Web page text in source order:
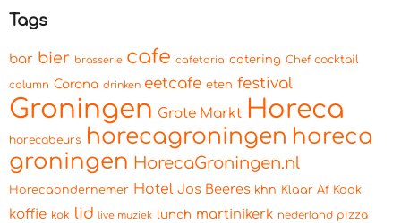
Tags
bar bier brasserie cafe cafetaria catering Chef cocktail
column Corona drinken eetcafe eten festival
Groningen Grote Markt Horeca
horecabeurs horecagroningen horeca
groningen HorecaGroningen.nl
Horecaondernemer Hotel Jos Beeres khn Klaar Af Kook
koffie kok lid live muziek lunch martinikerk nederland pizza